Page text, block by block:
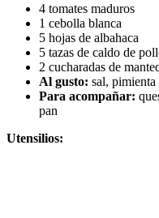
4 tomates maduros
1 cebolla blanca
5 hojas de albahaca
5 tazas de caldo de
2 cucharadas de
Al gusto: sal,
Para acompañar:
pan
Utensilios: